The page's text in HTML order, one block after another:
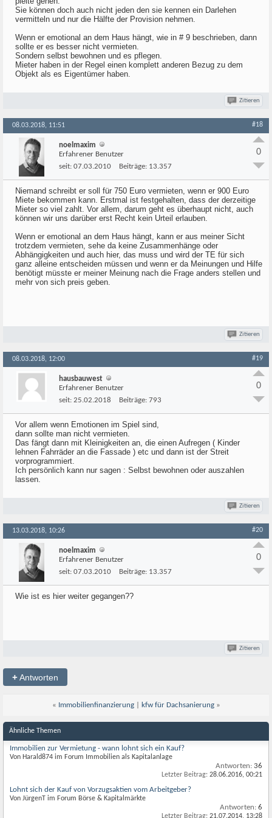
Sie können doch auch nicht jeden den sie kennen ein Darlehen
vermitteln und nur die Hälfte der Provision nehmen.
Wenn er emotional an dem Haus hängt, wie in # 9 beschrieben, dann
sollte er es besser nicht vermieten.
Sondern selbst bewohnen und es pflegen.
Mieter haben in der Regel einen komplett anderen Bezug zu dem
Objekt als es Eigentümer haben.
Zitieren
08.03.2018, 11:51 #18
noelmaxim
Erfahrener Benutzer
seit: 07.03.2010 Beiträge: 13.357
0
Niemand schreibt er soll für 750 Euro vermieten, wenn er 900 Euro
Miete bekommen kann. Erstmal ist festgehalten, dass der derzeitige
Mieter so viel zahlt. Vor allem, darum geht es überhaupt nicht, auch
können wir uns darüber erst Recht kein Urteil erlauben.
Wenn er emotional an dem Haus hängt, kann er aus meiner Sicht
trotzdem vermieten, sehe da keine Zusammenhänge oder
Abhängigkeiten und auch hier, das muss und wird der TE für sich
ganz alleine entscheiden müssen und wenn er da Meinungen und Hilfe
benötigt müsste er meiner Meinung nach die Frage anders stellen und
mehr von sich preis geben.
Zitieren
08.03.2018, 12:00 #19
hausbauwest
Erfahrener Benutzer
seit: 25.02.2018 Beiträge: 793
0
Vor allem wenn Emotionen im Spiel sind,
dann sollte man nicht vermieten.
Das fängt dann mit Kleinigkeiten an, die einen Aufregen ( Kinder
lehnen Fahrräder an die Fassade ) etc und dann ist der Streit
vorprogrammiert.
Ich persönlich kann nur sagen : Selbst bewohnen oder auszahlen
lassen.
Zitieren
13.03.2018, 10:26 #20
noelmaxim
Erfahrener Benutzer
seit: 07.03.2010 Beiträge: 13.357
0
Wie ist es hier weiter gegangen??
Zitieren
+Antworten
« Immobilienfinanzierung| kfw für Dachsanierung »
Ähnliche Themen
Immobilien zur Vermietung - wann lohnt sich ein Kauf?
Von Harald874 im Forum Immobilien als Kapitalanlage
Antworten: 36
Letzter Beitrag: 28.06.2016, 00:21
Lohnt sich der Kauf von Vorzugsaktien vom Arbeitgeber?
Von JürgenT im Forum Börse & Kapitalmärkte
Antworten: 6
Letzter Beitrag: 21.07.2014, 13:28